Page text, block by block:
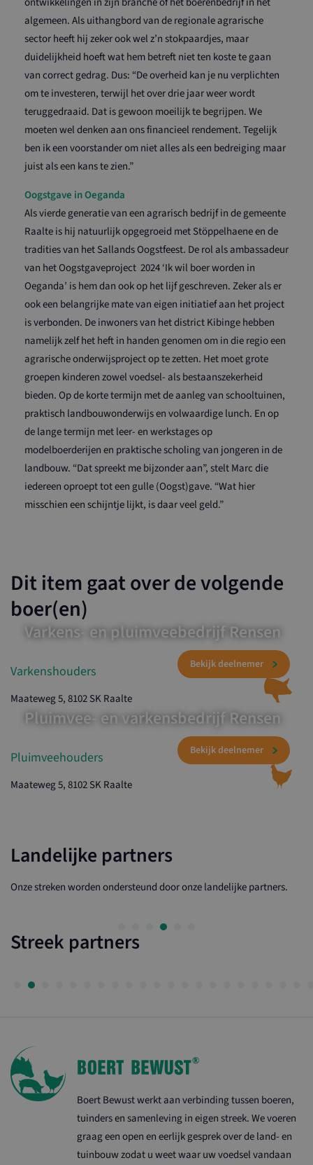
algemeen. Als uithangbord van de regionale agrarische
sector heeft hij zeker ook wel z’n stokpaardjes, maar
duidelijkheid hoeft wat hem betreft niet ten koste te gaan
van correct gedrag. Dus: “De overheid kan je nu verplichten
om te investeren, terwijl het over drie jaar weer wordt
teruggedraaid. Dat is gewoon moeilijk te begrijpen. We
moeten wel denken aan ons financieel rendement. Tegelijk
ben ik een voorstander om niet alles als een bedreiging maar
juist als een kans te zien.”
Oogstgave in Oeganda
Als vierde generatie van een agrarisch bedrijf in de gemeente
Raalte is hij natuurlijk opgegroeid met Stöppelhaene en de
tradities van het Sallands Oogstfeest. De rol als ambassadeur
van het Oogstgaveproject 2024 ‘Ik wil boer worden in
Oeganda’ is hem dan ook op het lijf geschreven. Zeker als er
ook een belangrijke mate van eigen initiatief aan het project
is verbonden. De inwoners van het district Kibinge hebben
namelijk zelf het heft in handen genomen om in die regio een
agrarische onderwijsproject op te zetten. Het moet grote
groepen kinderen zowel voedsel- als bestaanszekerheid
bieden. Op de korte termijn met de aanleg van schooltuinen,
praktisch landbouwonderwijs en volwaardige lunch. En op
de lange termijn met leer- en werkstages op
modelboerderijen en praktische scholing van jongeren in de
landbouw. “Dat spreekt me bijzonder aan”, stelt Marc die
iedereen oproept tot een gulle (Oogst)gave. “Wat hier
misschien een schijntje lijkt, is daar veel geld.”
Dit item gaat over de volgende
boer(en)
Varkens- en pluimveebedrijf Rensen
Varkenshouders
Maateweg 5, 8102 SK Raalte
Pluimvee- en varkensbedrijf Rensen
Pluimveehouders
Maateweg 5, 8102 SK Raalte
Landelijke partners
Onze streken worden ondersteund door onze landelijke partners.
Streek partners
Boert Bewust werkt aan verbinding tussen boeren,
tuinders en samenleving in eigen streek. We voeren
graag een open en eerlijk gesprek over de land- en
tuinbouw zodat u weet waar uw voedsel vandaan